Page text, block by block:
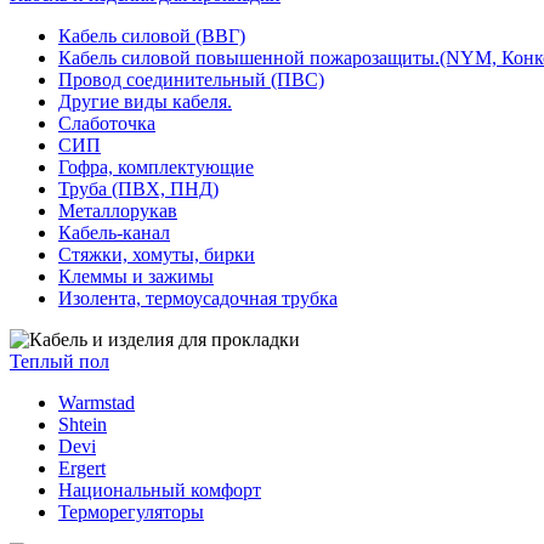
Кабель силовой (ВВГ)
Кабель силовой повышенной пожарозащиты.(NYM,
Провод соединительный (ПВС)
Другие виды кабеля.
Слаботочка
СИП
Гофра, комплектующие
Труба (ПВХ, ПНД)
Металлорукав
Кабель-канал
Стяжки, хомуты, бирки
Клеммы и зажимы
Изолента, термоусадочная трубка
Теплый пол
Warmstad
Shtein
Devi
Ergert
Национальный комфорт
Терморегуляторы